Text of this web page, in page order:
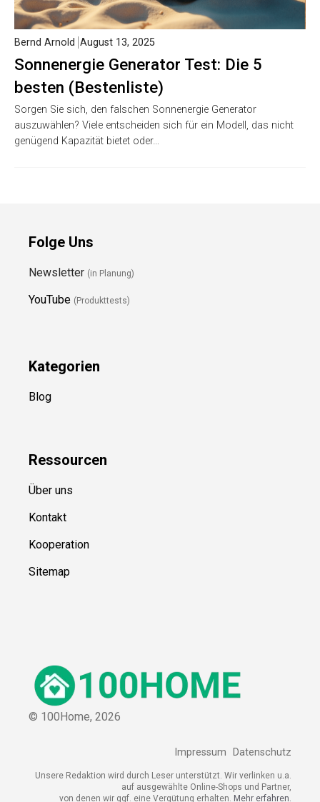
Sonnenergie Generator Test: Die 5
besten (Bestenliste)
Bernd Arnold August 13, 2025
Sorgen Sie sich, den falschen Sonnenergie Generator
auszuwählen? Viele entscheiden sich für ein Modell, das nicht
genügend Kapazität bietet oder…
Folge Uns
Newsletter (in Planung)
YouTube (Produkttests)
Kategorien
Blog
Ressourcen
Über uns
Kontakt
Kooperation
Sitemap
© 100Home, 2026
Impressum Datenschutz
Unsere Redaktion wird durch Leser unterstützt. Wir verlinken u.a.
auf ausgewählte Online-Shops und Partner,
von denen wir ggf. eine Vergütung erhalten. Mehr erfahren.